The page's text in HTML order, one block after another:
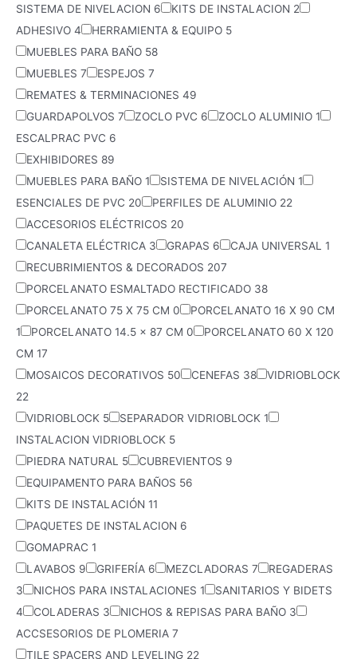
SISTEMA DE NIVELACION 6 KITS DE INSTALACION 2
ADHESIVO 4 HERRAMIENTA & EQUIPO 5
MUEBLES PARA BAÑO 58
MUEBLES 7 ESPEJOS 7
REMATES & TERMINACIONES 49
GUARDAPOLVOS 7 ZOCLO PVC 6 ZOCLO ALUMINIO 1
ESCALPRAC PVC 6
EXHIBIDORES 89
MUEBLES PARA BAÑO 1 SISTEMA DE NIVELACIÓN 1
ESENCIALES DE PVC 20 PERFILES DE ALUMINIO 22
ACCESORIOS ELÉCTRICOS 20
CANALETA ELÉCTRICA 3 GRAPAS 6 CAJA UNIVERSAL 1
RECUBRIMIENTOS & DECORADOS 207
PORCELANATO ESMALTADO RECTIFICADO 38
PORCELANATO 75 X 75 CM 0
PORCELANATO 16 X 90 CM
1
PORCELANATO 14.5 x 87 CM 0
PORCELANATO 60 X 120
CM 17
MOSAICOS DECORATIVOS 50 CENEFAS 38
VIDRIOBLOCK
22
VIDRIOBLOCK 5 SEPARADOR VIDRIOBLOCK 1
INSTALACION VIDRIOBLOCK 5
PIEDRA NATURAL 5 CUBREVIENTOS 9
EQUIPAMENTO PARA BAÑOS 56
KITS DE INSTALACIÓN 11
PAQUETES DE INSTALACION 6
GOMAPRAC 1
LAVABOS 9 GRIFERÍA 6 MEZCLADORAS 7
REGADERAS
3
NICHOS PARA INSTALACIONES 1
SANITARIOS Y BIDETS
4
COLADERAS 3 NICHOS & REPISAS PARA BAÑO 3
ACCSESORIOS DE PLOMERIA 7
TILE SPACERS AND LEVELING 22